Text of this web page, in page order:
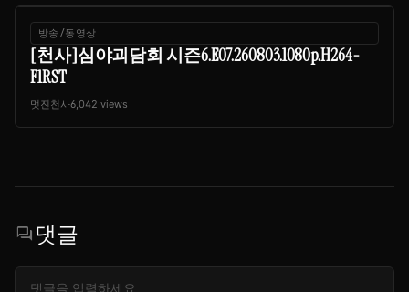
방송/동영상
[천사]심야괴담회 시즌6.E07.260803.1080p.H264-
F1RST
멋진천사6,042 views
forum댓글